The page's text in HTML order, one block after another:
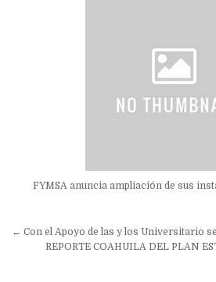
FYMSA anuncia ampliación de sus
Navegación
← Con el Apoyo de las y los Universitario
REPORTE COAHUILA DEL PLAN